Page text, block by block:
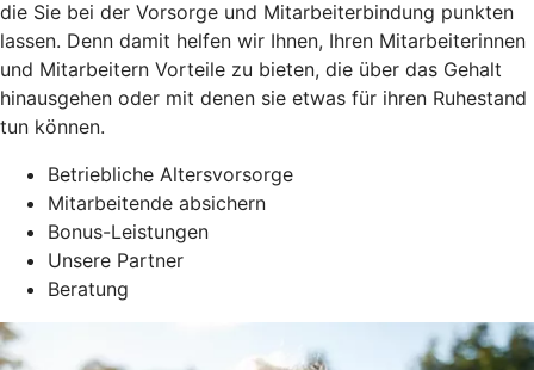
die Sie bei der Vorsorge und Mitarbeiterbindung punkten
lassen. Denn damit helfen wir Ihnen, Ihren Mitarbeiterinnen
und Mitarbeitern Vorteile zu bieten, die über das Gehalt
hinausgehen oder mit denen sie etwas für ihren Ruhestand
tun können.
Betriebliche Altersvorsorge
Mitarbeitende absichern
Bonus-Leistungen
Unsere Partner
Beratung